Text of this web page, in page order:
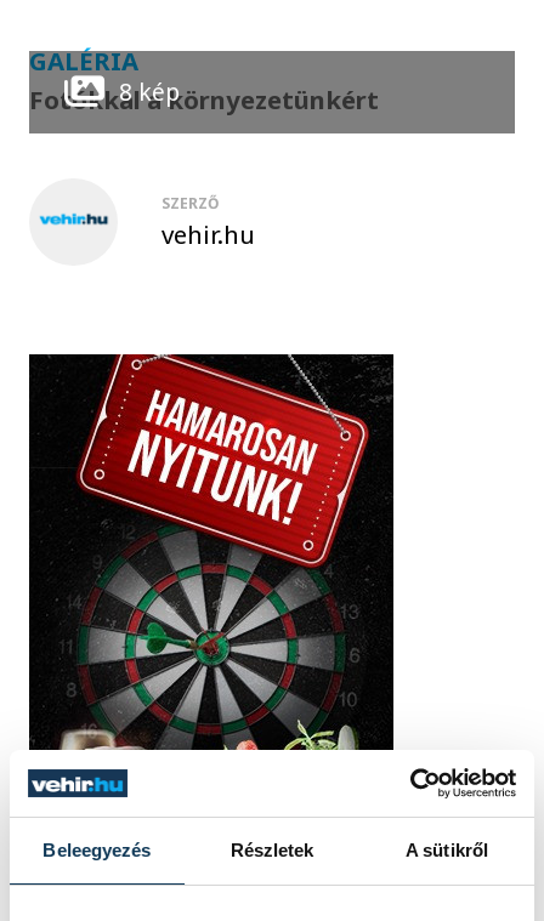
Beleegyezés Részletek A sütikről
GALÉRIA
Fotókkal a környezetünkért
8 kép
SZERZŐ
vehir.hu